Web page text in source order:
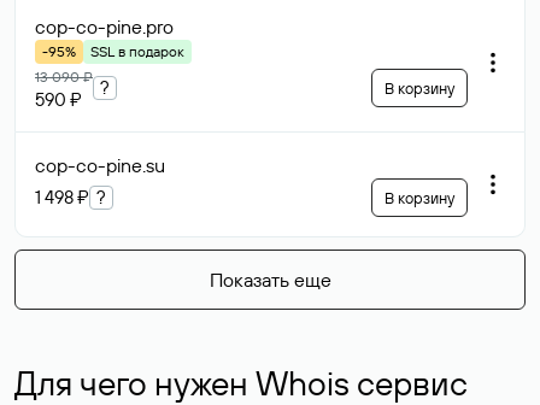
cop-co-pine.pro
-95%
SSL в подарок
13 090 ₽
590 ₽
? В корзину
cop-co-pine.su
1 498 ₽ ? В корзину
Показать еще
Для чего нужен Whois сервис